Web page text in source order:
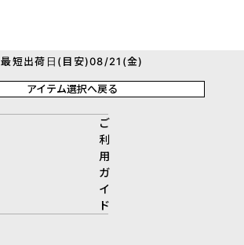
最短出荷日(目安)08/21(金)
アイテム選択へ戻る
ご
利
用
ガ
イ
ド